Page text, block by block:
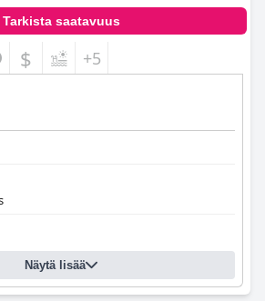
Tarkista saatavuus
$ +5
Näytä lisää